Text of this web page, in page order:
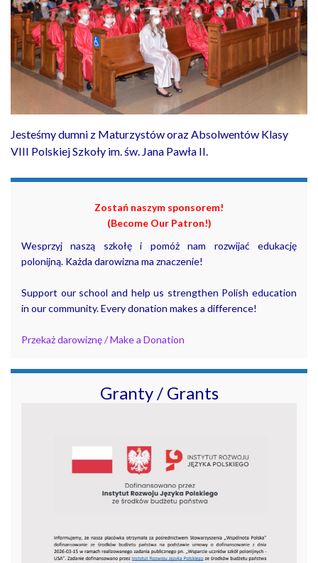
Jesteśmy dumni z Maturzystów oraz Absolwentów Klasy
VIII Polskiej Szkoły im. św. Jana Pawła II.
Zostań naszym sponsorem!
(Become Our Patron!)
Wesprzyj naszą szkołę i pomóż nam rozwijać edukację
polonijną. Każda darowizna ma znaczenie!
Support our school and help us strengthen Polish education
in our community. Every donation makes a difference!
Przekaż darowiznę / Make a Donation
Granty / Grants